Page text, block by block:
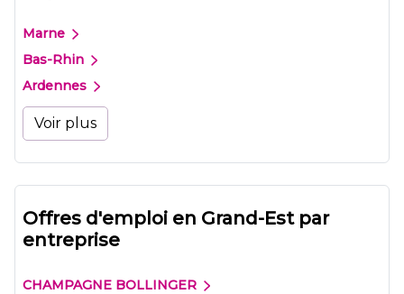
Marne
Bas-Rhin
Ardennes
Voir plus
Offres d'emploi en Grand-Est par
entreprise
CHAMPAGNE BOLLINGER